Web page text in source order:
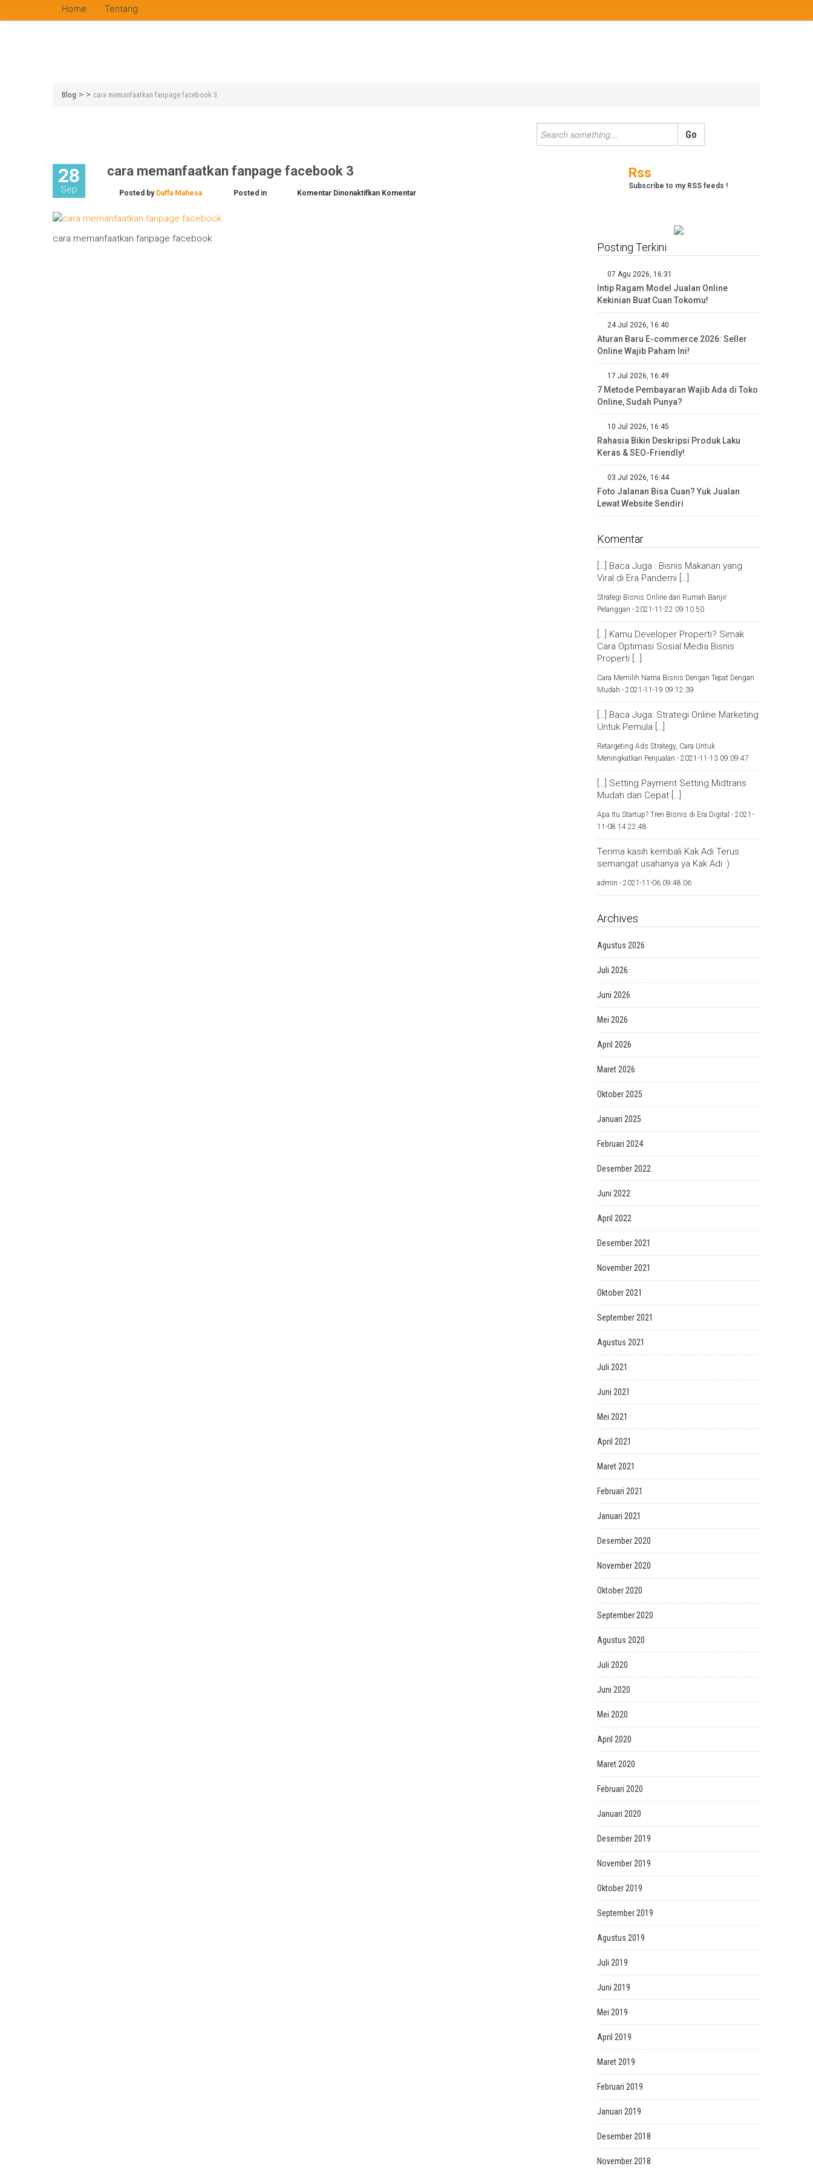
Home Tentang
Blog > > cara memanfaatkan fanpage facebook 3
28
Sep
cara memanfaatkan fanpage facebook 3
Posted by Daffa Mahesa Posted in Komentar Dinonaktifkanpada
Komentar
cara memanfaatkan fanpage facebook
Rss
Subscribe to my RSS feeds !
Posting Terkini
07 Agu 2026, 16:31
Intip Ragam Model Jualan Online
Kekinian Buat Cuan Tokomu!
24 Jul 2026, 16:40
Aturan Baru E-commerce 2026: Seller
Online Wajib Paham Ini!
17 Jul 2026, 16:49
7 Metode Pembayaran Wajib Ada di Toko
Online, Sudah Punya?
10 Jul 2026, 16:45
Rahasia Bikin Deskripsi Produk Laku
Keras & SEO-Friendly!
03 Jul 2026, 16:44
Foto Jalanan Bisa Cuan? Yuk Jualan
Lewat Website Sendiri
Komentar
[…] Baca Juga : Bisnis Makanan yang
Viral di Era Pandemi […]
Strategi Bisnis Online dari Rumah Banjir
Pelanggan - 2021-11-22 09:10:50
[…] Kamu Developer Properti? Simak
Cara Optimasi Sosial Media Bisnis
Properti […]
Cara Memilih Nama Bisnis Dengan Tepat Dengan
Mudah - 2021-11-19 09:12:39
[…] Baca Juga: Strategi Online Marketing
Untuk Pemula […]
Retargeting Ads Strategy, Cara Untuk
Meningkatkan Penjualan - 2021-11-13 09:09:47
[…] Setting Payment Setting Midtrans
Mudah dan Cepat […]
Apa Itu Startup? Tren Bisnis di Era Digital - 2021-
11-08 14:22:48
Terima kasih kembali Kak Adi Terus
semangat usahanya ya Kak Adi :)
admin - 2021-11-06 09:48:06
Archives
Agustus 2026
Juli 2026
Juni 2026
Mei 2026
April 2026
Maret 2026
Oktober 2025
Januari 2025
Februari 2024
Desember 2022
Juni 2022
April 2022
Desember 2021
November 2021
Oktober 2021
September 2021
Agustus 2021
Juli 2021
Juni 2021
Mei 2021
April 2021
Maret 2021
Februari 2021
Januari 2021
Desember 2020
November 2020
Oktober 2020
September 2020
Agustus 2020
Juli 2020
Juni 2020
Mei 2020
April 2020
Maret 2020
Februari 2020
Januari 2020
Desember 2019
November 2019
Oktober 2019
September 2019
Agustus 2019
Juli 2019
Juni 2019
Mei 2019
April 2019
Maret 2019
Februari 2019
Januari 2019
Desember 2018
November 2018